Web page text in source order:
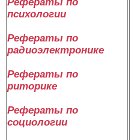
психологии
Рефераты по
радиоэлектронике
Рефераты по
риторике
Рефераты по
социологии